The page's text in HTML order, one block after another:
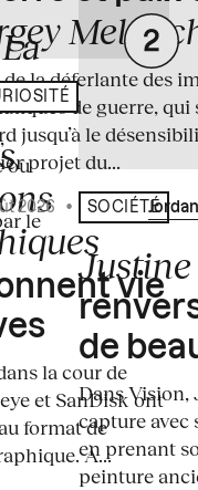
où
le
vie
la cour de
et SanDisk ont
format de
À...
la déferlante des
de guerre, qui
jusqu’à le
projet du...
2026 • Écrit par
SOCIÉTÉ
de
Dans
capture avec
en prenant
peinture